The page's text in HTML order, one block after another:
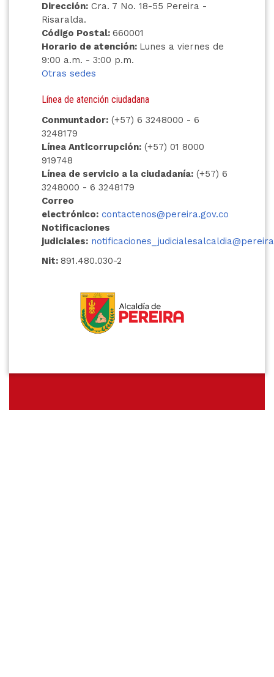
Dirección:Cra. 7 No. 18-55 Pereira -
Risaralda.
Código Postal: 660001
Horario de atención: Lunes a viernes de
9:00 a.m. - 3:00 p.m.
Otras sedes
Línea de atención ciudadana
Conmuntador:(+57) 6 3248000 - 6
3248179
Línea Anticorrupción:(+57) 01 8000
919748
Línea de servicio a la ciudadanía:(+57) 6
3248000 - 6 3248179
Correo
electrónico: contactenos@pereira.gov.co
Notificaciones
judiciales:
Nit: 891.480.030-2